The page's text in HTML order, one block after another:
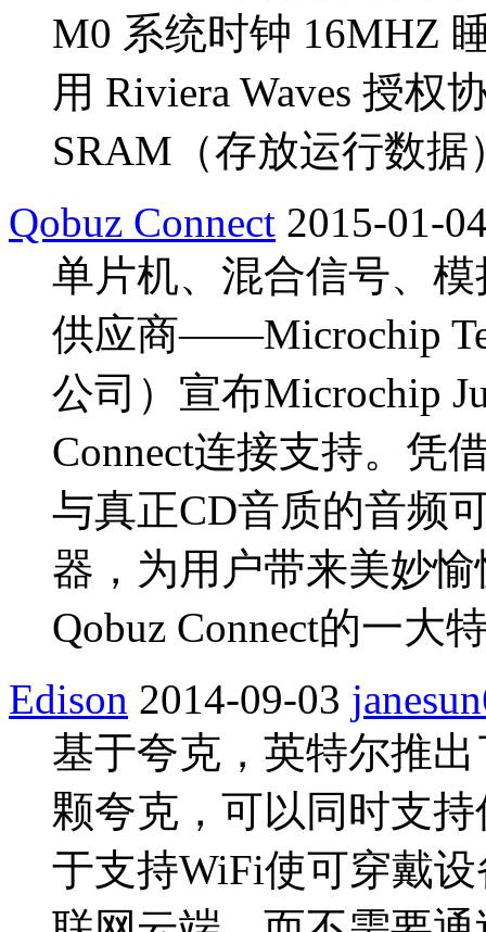
M0 系统时钟 16MHZ
用 Riviera Waves 授权
SRAM（存放运行数据
Qobuz Connect 2015-01-
单片机、混合信号、
供应商——Microchip
公司）宣布Microchip
Connect连接支持。凭
与真正CD音质的音频
器，为用户带来美妙
Qobuz Connect的一大
Edison 2014-09-03
基于夸克，英特尔推
颗夸克，可以同时支
于支持WiFi使可穿戴